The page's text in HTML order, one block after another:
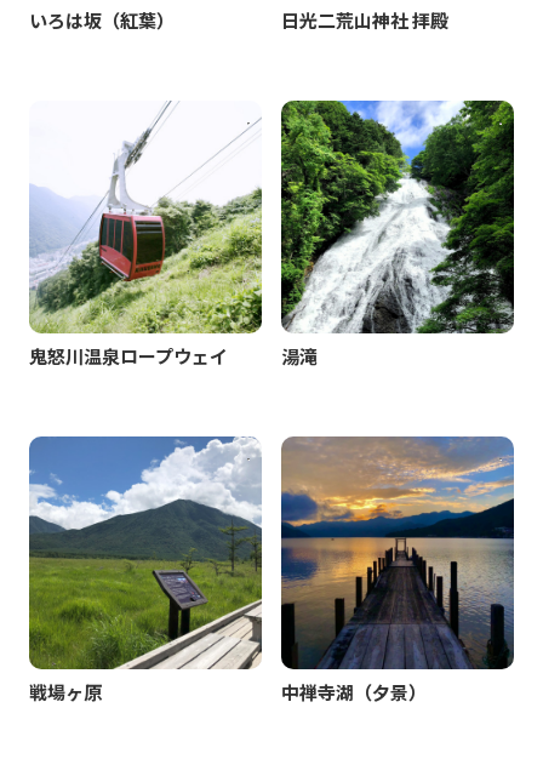
いろは坂（紅葉） 日光二荒山神社 拝殿
鬼怒川温泉ロープウェイ 湯滝
戦場ヶ原 中禅寺湖（夕景）